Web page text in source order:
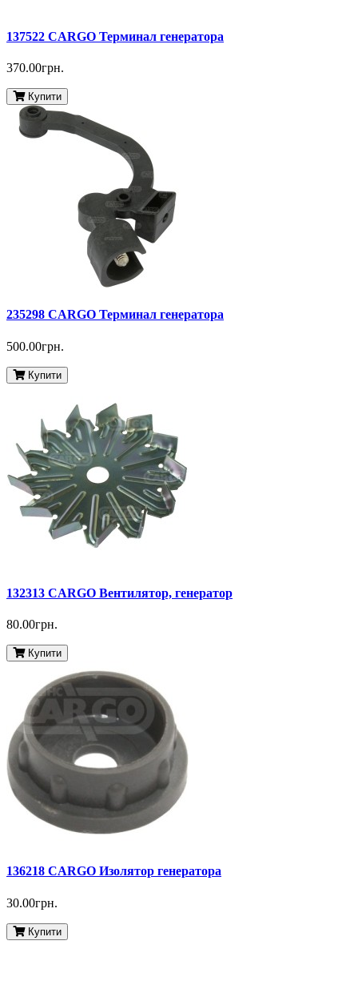
137522 CARGO Терминал генератора
370.00грн.
Купити
235298 CARGO Терминал генератора
500.00грн.
Купити
132313 CARGO Вентилятор, генератор
80.00грн.
Купити
136218 CARGO Изолятор генератора
30.00грн.
Купити